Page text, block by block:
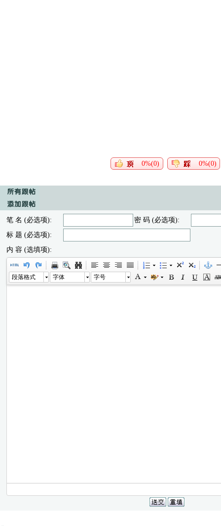
0%(0) 0%(0)
笔 名 (必选项):
密 码 (必选项):
标 题 (必选项):
内 容 (选填项):
段落格式 字体 字号